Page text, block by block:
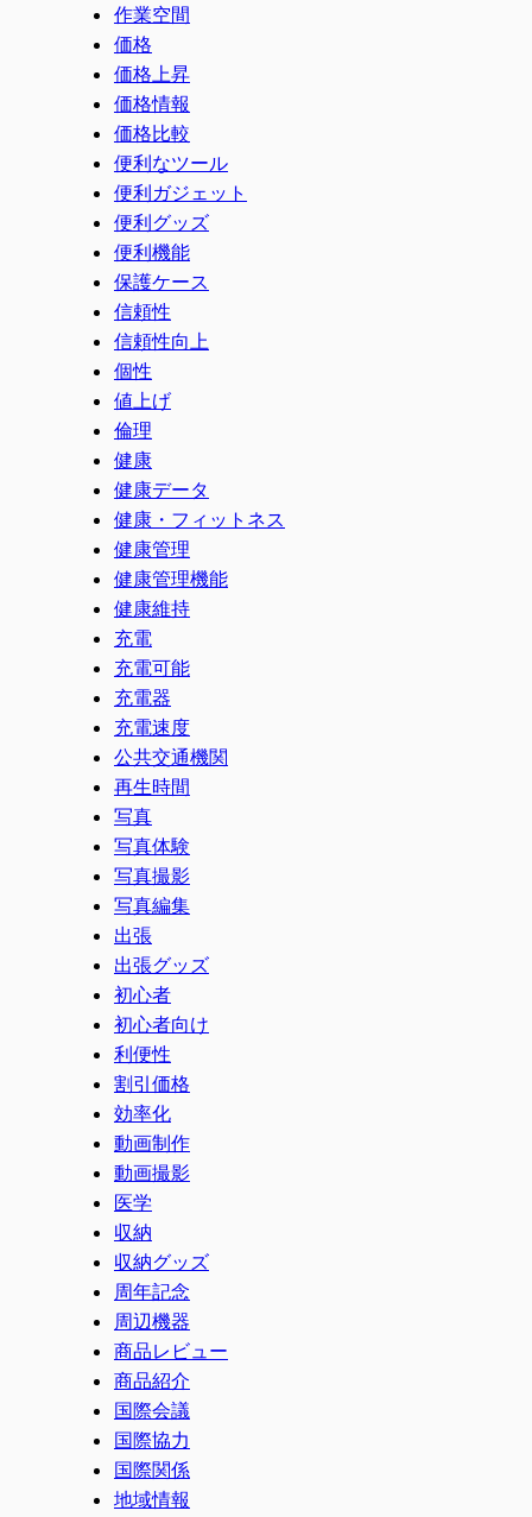
作業空間
価格
価格上昇
価格情報
価格比較
便利なツール
便利ガジェット
便利グッズ
便利機能
保護ケース
信頼性
信頼性向上
個性
値上げ
倫理
健康
健康データ
健康・フィットネス
健康管理
健康管理機能
健康維持
充電
充電可能
充電器
充電速度
公共交通機関
再生時間
写真
写真体験
写真撮影
写真編集
出張
出張グッズ
初心者
初心者向け
利便性
割引価格
効率化
動画制作
動画撮影
医学
収納
収納グッズ
周年記念
周辺機器
商品レビュー
商品紹介
国際会議
国際協力
国際関係
地域情報